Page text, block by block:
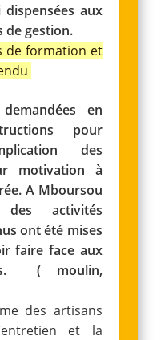
aux
de gestion.
de formation et
en
pour
des
motivation à
A Mboursou
activités
ont été mises
faire face aux
( moulin,
des artisans
et la